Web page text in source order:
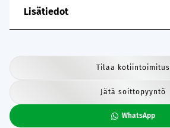
Lisätiedot
Tilaa kotiintoimitus
Jätä soittopyyntö
WhatsApp